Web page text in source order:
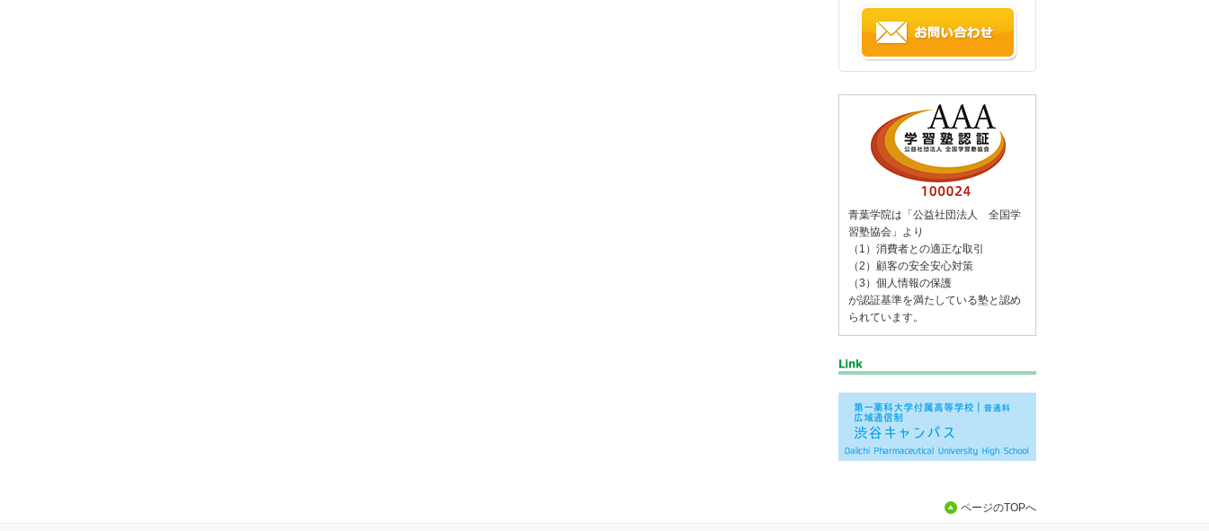
青葉学院は「公益社団法人 全国学
習塾協会」より
（1）消費者との適正な取引
（2）顧客の安全安心対策
（3）個人情報の保護
が認証基準を満たしている塾と認め
られています。
ページのTOPへ